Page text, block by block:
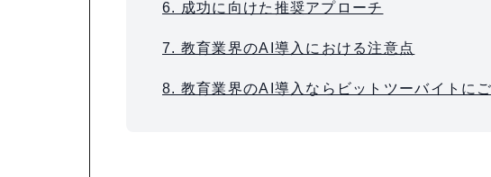
6. 成功に向けた推奨アプローチ
7. 教育業界のAI導入における注意点
8. 教育業界のAI導入ならビットツーバイトに